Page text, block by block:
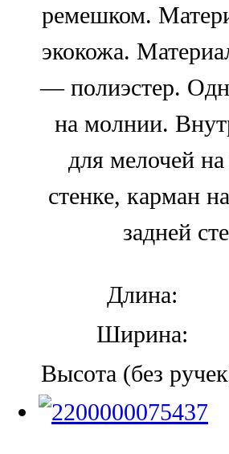
ремешком.
экокожа.
— полиэстер.
на молнии.
для мелочей
стенке, карман
задней
Длина:
Ширина:
Высота (без